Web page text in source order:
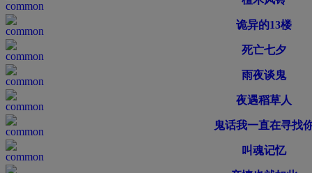
诡异的13楼
死亡七夕
雨夜谈鬼
夜遇稻草人
鬼话我一直在寻找
叫魂记忆